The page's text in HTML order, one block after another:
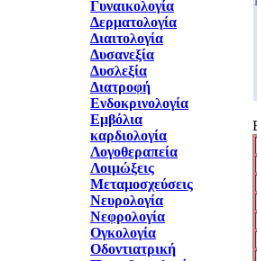
Γυναικολογία
Δερματολογία
Διαιτολογία
Δυσανεξία
Δυσλεξία
Διατροφή
Ενδοκρινολογία
Εμβόλια
καρδιολογία
Λογοθεραπεία
Λοιμώξεις
Μεταμοσχεύσεις
Νευρολογία
Νεφρολογία
Ογκολογία
Οδοντιατρική